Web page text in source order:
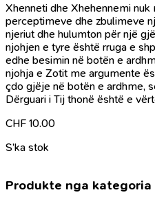
Xhenneti dhe Xhehennemi
perceptimeve dhe zbulimeve
njeriut dhe hulumton për një
njohjen e tyre është rruga e
edhe besimin në botën e
njohja e Zotit me argumente
çdo gjëje në botën e ardhme,
Dërguari i Tij thonë është e
CHF 10.00
S’ka stok
Produkte nga kategoria